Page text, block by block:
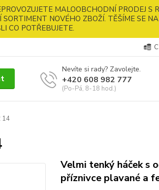
MALOOBCHODNÍ PRODEJ S
NOVÉHO ZBOŽÍ. TĚŠÍME SE
CO POTŘEBUJETE.
Nevíte si rady? Zavolejte.
+420 608 982 777
(Po-Pá, 8-18 hod.)
14
Velmi tenký háček s
příznivce plavané a